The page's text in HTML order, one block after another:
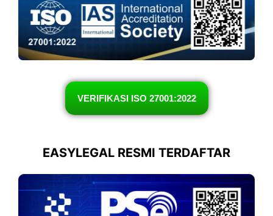
VERIFIKASI ISO 27001:2022
EASYLEGAL RESMI TERDAFTAR